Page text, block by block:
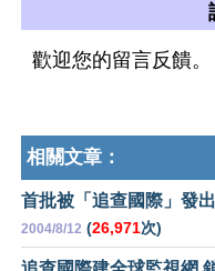
歡迎您的留言反饋。
相關文章：
首批被「追查國際」發
2004/8/12 (26,971次)